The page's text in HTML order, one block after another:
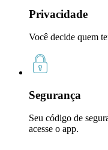
Privacidade
Você decide quem
Segurança
Seu código de
acesse o app.